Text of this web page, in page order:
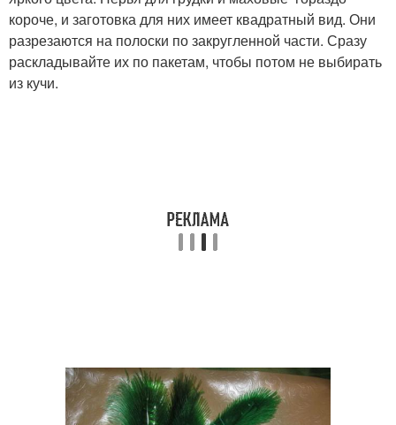
короче, и заготовка для них имеет квадратный вид. Они
разрезаются на полоски по закругленной части. Сразу
раскладывайте их по пакетам, чтобы потом не выбирать
из кучи.